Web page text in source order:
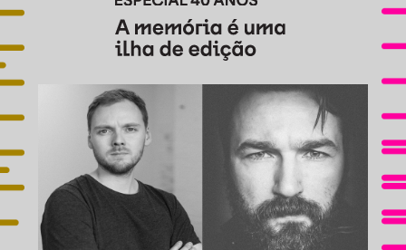
ARTISTAS E OBRAS
PRÊMIOS
TROFÉU
COMITÊ DE PRÉ-SELEÇÃO
ESPECIAL 40 ANOS
PROGRAMAS PÚBLICOS